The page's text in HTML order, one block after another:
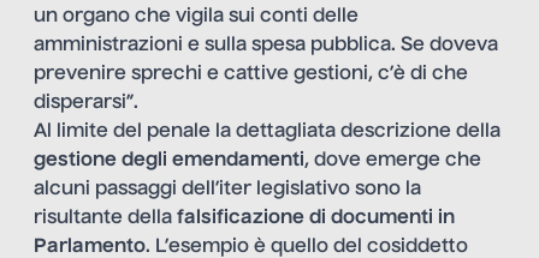
un organo che vigila sui conti delle
amministrazioni e sulla spesa pubblica. Se doveva
prevenire sprechi e cattive gestioni, c’è di che
disperarsi”.
Al limite del penale la dettagliata descrizione della
gestione degli emendamenti, dove emerge che
alcuni passaggi dell’iter legislativo sono la
risultante della falsificazione di documenti in
Parlamento. L’esempio è quello del cosiddetto